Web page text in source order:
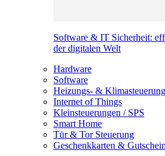
Software & IT Sicherheit:
der digitalen Welt
Hardware
Software
Heizungs- & Klimasteuerung
Internet of Things
Kleinsteuerungen / SPS
Smart Home
Tür & Tor Steuerung
Geschenkkarten &